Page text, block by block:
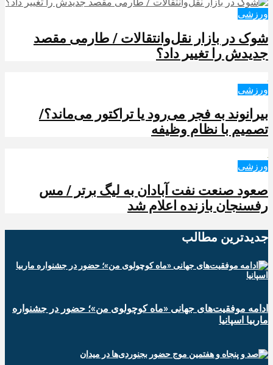
ورزشی
شوک در بازار نقل‌وانتقالات / طارمی مقصد
جدیدش را تغییر داد؟
ورزشی
بیرانوند به فجر می‌رود یا تراکتور می‌ماند؟/
تصمیم با نظام وظیفه
ورزشی
صعود صنعت نفت آبادان به لیگ برتر / مس
رفسنجان بازنده اعلام شد
جدیدترین‌ مطالب
ادامه موفقیت‌های جهانی «ماه کوچولوی من»؛ حضور در جشنواره
ماربیا اسپانیا